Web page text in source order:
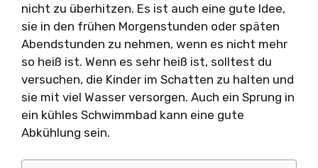
nicht zu überhitzen. Es ist auch eine gute Idee,
sie in den frühen Morgenstunden oder späten
Abendstunden zu nehmen, wenn es nicht mehr
so heiß ist. Wenn es sehr heiß ist, solltest du
versuchen, die Kinder im Schatten zu halten und
sie mit viel Wasser versorgen. Auch ein Sprung in
ein kühles Schwimmbad kann eine gute
Abkühlung sein.